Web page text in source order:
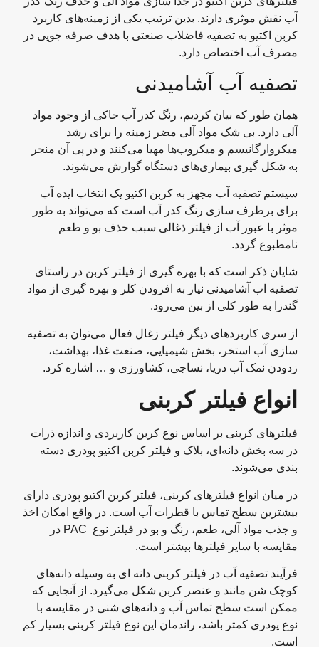
آب نقش موثری دارند. بدین ترتیب یکی از زمینه‌های کاربرد
کربن اکتیو به تصفیه فاضلاب صنعتی با هدف صرفه جویی در
مصرف آب اختصاص دارد.
تصفیه آب آشامیدنی
همان طور که بیان کردیم، رنگ کدر آب حاکی از وجود مواد
آلی دارد. بی شک مواد آلی مضر زمینه را برای رشد
میکروارگانیسم و میکروب‌ها مهیا می‌کنند و در پی آن منجر
به شکل گیری بیماری‌های دستگاه گوارش می‌شوند.
سیستم تصفیه آب مجهز به کربن اکتیو یک انتخاب ایده آب
برای برطرف سازی رنگ کدر آب است که می‌تواند به طور
موثر با عبور آب از فیلتر ذغالی سبب حذف بو و طعم
نامطبوع گردد.
شایان ذکر است که با بهره گیری از فیلتر کربن در راستای
تصفیه اب آشامیدنی نیاز به افزودن کلر و بهره گیری از مواد
گندزا به طور کلی از بین می‌رود.
از سری کاربردهای دیگر فیلتر زغال فعال می‌توان به تصفیه
سازی آب استخر، بخش شیمیایی، صنعت غذا، بهداشت،
زدودن نمک آب دریا، نساجی، کشاورزی و … اشاره کرد.
انواع فیلتر کربنی
فیلترهای کربنی بر اساس نوع کربن کاربردی و اندازه ذرات
در سه بخش دانه‌ای، بلاک و فیلتر کربن اکتیو پودری دسته
بندی می‌شوند.
در میان انواع فیلترهای کربنی، فیلتر کربن اکتیو پودری دارای
بیشترین سطح تماس با قطرات آب است. در واقع امکان اخذ
و جذب مواد آلی، طعم، رنگ و بو در فیلتر نوع PAC در
مقایسه با سایر فیلترها بیشتر است.
فرآیند تصفیه آب در فیلتر کربنی دانه ‌ای به وسیله دانه‌های
کوچک شن مانند و عنصر کربن شکل می‌گیرد. از آنجایی که
ممکن است سطح تماس آب و دانه‌های شنی در مقایسه با
نوع پودری کمتر باشد، راندمان این نوع فیلتر کربنی بسیار کم
است.